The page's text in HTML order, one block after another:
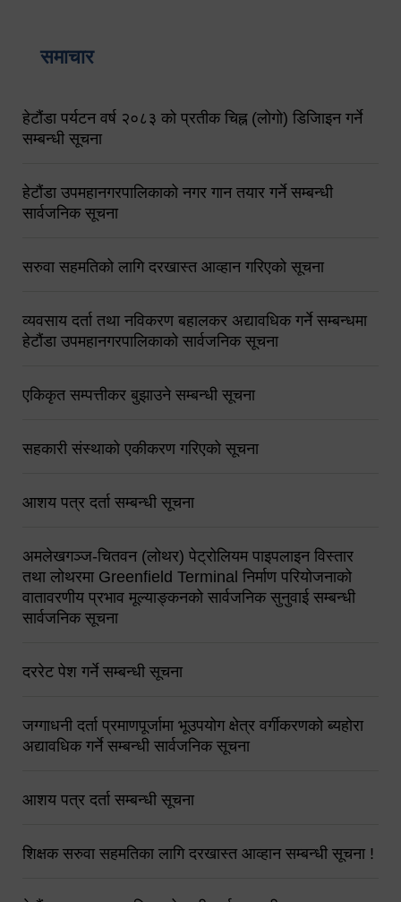
समाचार
हेटौंडा पर्यटन वर्ष २०८३ को प्रतीक चिह्न (लोगो) डिजिाइन गर्ने
सम्बन्धी सूचना
हेटौंडा उपमहानगरपालिकाको नगर गान तयार गर्ने सम्बन्धी
सार्वजनिक सूचना
सरुवा सहमतिको लागि दरखास्त आव्हान गरिएको सूचना
व्यवसाय दर्ता तथा नविकरण बहालकर अद्यावधिक गर्ने सम्बन्धमा
हेटौंडा उपमहानगरपालिकाको सार्वजनिक सूचना
एकिकृत सम्पत्तीकर बुझाउने सम्बन्धी सूचना
सहकारी संस्थाको एकीकरण गरिएको सूचना
आशय पत्र दर्ता सम्बन्धी सूचना
अमलेखगञ्ज-चितवन (लोथर) पेट्रोलियम पाइपलाइन विस्तार
तथा लोथरमा Greenfield Terminal निर्माण परियोजनाको
वातावरणीय प्रभाव मूल्याङ्कनको सार्वजनिक सुनुवाई सम्बन्धी
सार्वजनिक सूचना
दररेट पेश गर्ने सम्बन्धी सूचना
जग्गाधनी दर्ता प्रमाणपूर्जामा भूउपयोग क्षेत्र वर्गीकरणको ब्यहोरा
अद्यावधिक गर्ने सम्बन्धी सार्वजनिक सूचना
आशय पत्र दर्ता सम्बन्धी सूचना
शिक्षक सरुवा सहमतिका लागि दरखास्त आव्हान सम्बन्धी सूचना !